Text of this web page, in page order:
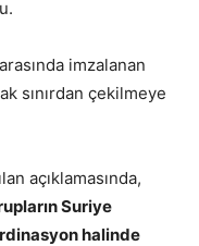
imzalanan
sınırdan çekilmeye
açıklamasında,
Suriye
halinde